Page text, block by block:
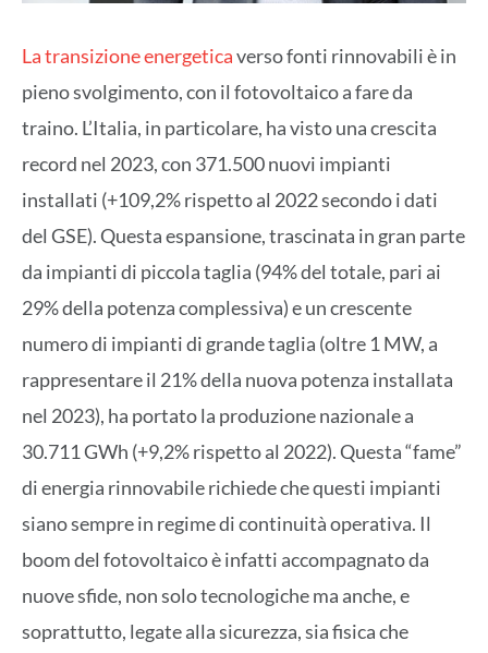
La transizione energeticaverso fonti rinnovabili è in
pieno svolgimento, con il fotovoltaico a fare da
traino. L’Italia, in particolare, ha visto una crescita
record nel 2023, con 371.500 nuovi impianti
installati (+109,2% rispetto al 2022 secondo i dati
del GSE). Questa espansione, trascinata in gran parte
da impianti di piccola taglia (94% del totale, pari ai
29% della potenza complessiva) e un crescente
numero di impianti di grande taglia (oltre 1 MW, a
rappresentare il 21% della nuova potenza installata
nel 2023), ha portato la produzione nazionale a
30.711 GWh (+9,2% rispetto al 2022). Questa “fame”
di energia rinnovabile richiede che questi impianti
siano sempre in regime di continuità operativa. Il
boom del fotovoltaico è infatti accompagnato da
nuove sfide, non solo tecnologiche ma anche, e
soprattutto, legate alla sicurezza, sia fisica che